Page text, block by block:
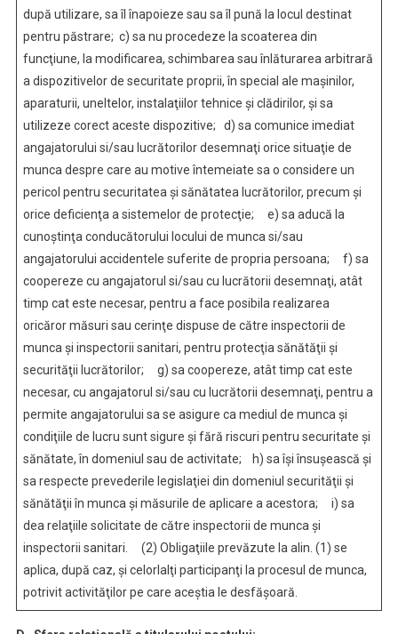
după utilizare, sa îl înapoieze sau sa îl pună la locul destinat
pentru păstrare; c) sa nu procedeze la scoaterea din
funcţiune, la modificarea, schimbarea sau înlăturarea arbitrară
a dispozitivelor de securitate proprii, în special ale maşinilor,
aparaturii, uneltelor, instalaţiilor tehnice şi clădirilor, şi sa
utilizeze corect aceste dispozitive; d) sa comunice imediat
angajatorului si/sau lucrătorilor desemnaţi orice situaţie de
munca despre care au motive întemeiate sa o considere un
pericol pentru securitatea şi sănătatea lucrătorilor, precum şi
orice deficienţa a sistemelor de protecţie; e) sa aducă la
cunoştinţa conducătorului locului de munca si/sau
angajatorului accidentele suferite de propria persoana; f) sa
coopereze cu angajatorul si/sau cu lucrătorii desemnaţi, atât
timp cat este necesar, pentru a face posibila realizarea
oricăror măsuri sau cerinţe dispuse de către inspectorii de
munca şi inspectorii sanitari, pentru protecţia sănătăţii şi
securităţii lucrătorilor; g) sa coopereze, atât timp cat este
necesar, cu angajatorul si/sau cu lucrătorii desemnaţi, pentru a
permite angajatorului sa se asigure ca mediul de munca şi
condiţiile de lucru sunt sigure şi fără riscuri pentru securitate şi
sănătate, în domeniul sau de activitate; h) sa îşi însuşească şi
sa respecte prevederile legislaţiei din domeniul securităţii şi
sănătăţii în munca şi măsurile de aplicare a acestora; i) sa
dea relaţiile solicitate de către inspectorii de munca şi
inspectorii sanitari. (2) Obligaţiile prevăzute la alin. (1) se
aplica, după caz, şi celorlalţi participanţi la procesul de munca,
potrivit activităţilor pe care aceştia le desfăşoară.